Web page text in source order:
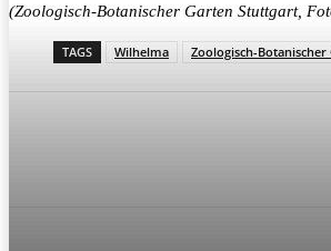
(Zoologisch-Botanischer Garten Stuttgart,
TAGS Wilhelma Zoologisch-